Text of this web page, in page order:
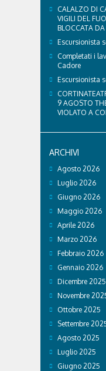
CALALZO DI
VIGILI DEL
BLOCCATA
Escursionista
Completati i
Cadore
Escursionista
9 AGOSTO
VIOLATO A
ARCHIVI
Agosto 2026
Luglio 2026
Giugno 2026
Maggio 2026
Aprile 2026
Marzo 2026
Febbraio 2026
Gennaio 2026
Dicembre 2025
Novembre
Ottobre 2025
Settembre
Agosto 2025
Luglio 2025
Giugno 2025